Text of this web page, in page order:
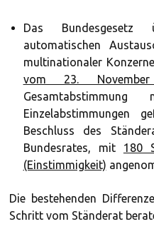
Das Bundesgesetz
automatischen
multinationaler
vom 23.
Einzelabstimmungen
Beschluss des
Bundesrates, mit 180
(Einstimmigkeit)
Die bestehenden
Schritt vom Ständerat